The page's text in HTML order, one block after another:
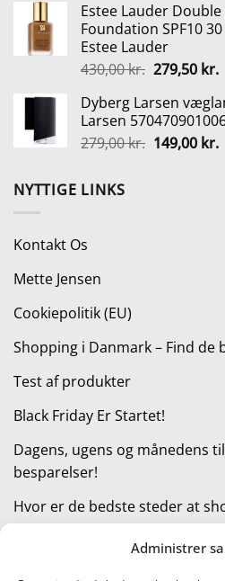
Administrer
var:
149,95 kr..
Estee Lauder
Foundation SPF10
Estee Lauder
430,00kr. Den
pris
var:
430,00 kr..
279,50 kr.
Dyberg Larsen
Larsen
279,00kr. Den
149,00 kr.
NYTTIGE LINKS
Kontakt Os
Mette Jensen
Cookiepolitik (EU)
Shopping i Danmark – Find de
Test af produkter
Black Friday Er Startet!
Dagens, ugens og månedens
besparelser!
Hvor er de bedste steder at